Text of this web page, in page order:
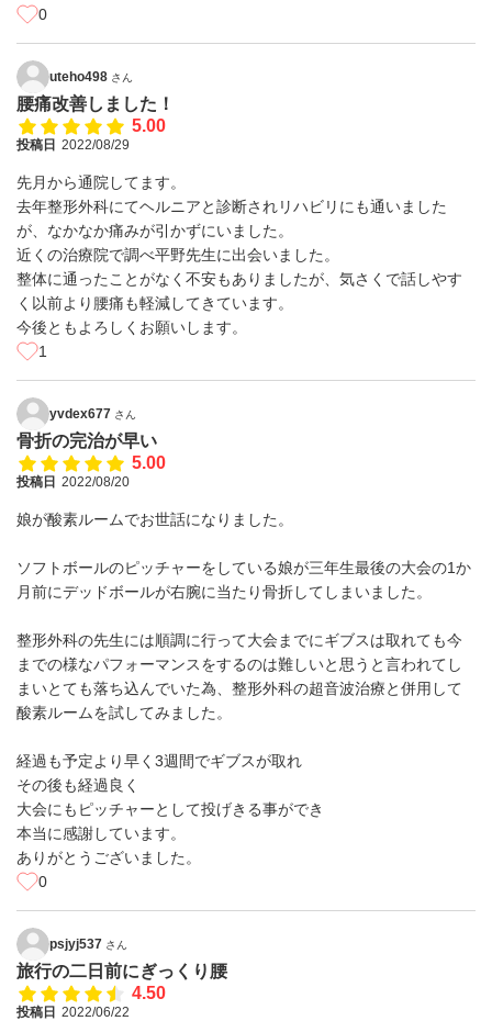
0
uteho498 さん
腰痛改善しました！
5.00
投稿日 2022/08/29
先月から通院してます。
去年整形外科にてヘルニアと診断されリハビリにも通いました
が、なかなか痛みが引かずにいました。
近くの治療院で調べ平野先生に出会いました。
整体に通ったことがなく不安もありましたが、気さくで話しやす
く以前より腰痛も軽減してきています。
今後ともよろしくお願いします。
1
yvdex677 さん
骨折の完治が早い
5.00
投稿日 2022/08/20
娘が酸素ルームでお世話になりました。
ソフトボールのピッチャーをしている娘が三年生最後の大会の1か
月前にデッドボールが右腕に当たり骨折してしまいました。
整形外科の先生には順調に行って大会までにギブスは取れても今
までの様なパフォーマンスをするのは難しいと思うと言われてし
まいとても落ち込んでいた為、整形外科の超音波治療と併用して
酸素ルームを試してみました。
経過も予定より早く3週間でギブスが取れ
その後も経過良く
大会にもピッチャーとして投げきる事ができ
本当に感謝しています。
ありがとうございました。
0
psjyj537 さん
旅行の二日前にぎっくり腰
4.50
投稿日 2022/06/22